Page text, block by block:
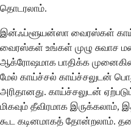
தொடரலாம்.
இன்ஃப்ளூயன்ஸா வைரஸ்கள்
வைரஸ்கள் உங்கள் முழு சுவாச
ஆக்ரோஷமாக பாதிக்க
மேல் காய்ச்சல் காய்ச்சலுடன்
அரிதானது. காய்ச்சலுடன்
மிகவும் தீவிரமாக இருக்கலாம்,
கூட கடினமாகத் தோன்றலாம்.